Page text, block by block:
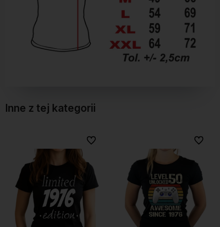
Inne z tej kategorii
Do ulubionych
Do ulubionych Do
Do